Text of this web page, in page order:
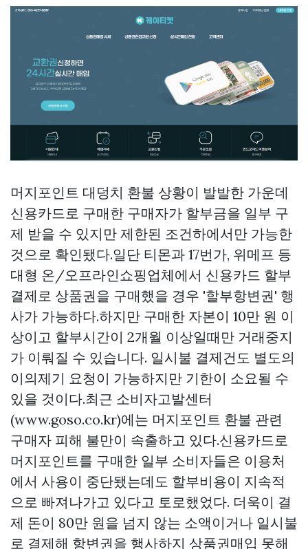
머지포인트 대덩치 환불 상황이 발발한 가운데
신용카드로 구매한 구매자가 할부금을 일부 구
제 받을 수 있지만 제한된 조건하에서만 가능한
것으로 확인됐다.일단 티몬과 17번가, 위메프 등
대형 온/오프라인쇼핑업체에서 신용카드 할부
결제로 상품권을 구매했을 경우 '할부항변권' 행
사가 가능하다.하지만 구매한 자본이 10만 원 이
상이고 할부시간이 2개월 이상일때만 거래중지
가 이뤄질 수 있습니다. 일시불 결제건도 별도의
이의제기 요청이 가능하지만 기한이 소요될 수
있을 것이다.최근 소비자고발센터
(www.goso.co.kr)에는 머지포인트 환불 관련
구매자 피해 불만이 속출하고 있다.신용카드로
머지포인트를 구매한 일부 소비자들은 이용처
에서 사용이 중단됐는데도 할부비용이 지속적
으로 빠져나가고 있다고 토로했었다. 더욱이 결
제 돈이 80만 원을 넘지 않는 소액이거나 일시불
로 결제해 항변권을 행사하지 상품권매입 못해